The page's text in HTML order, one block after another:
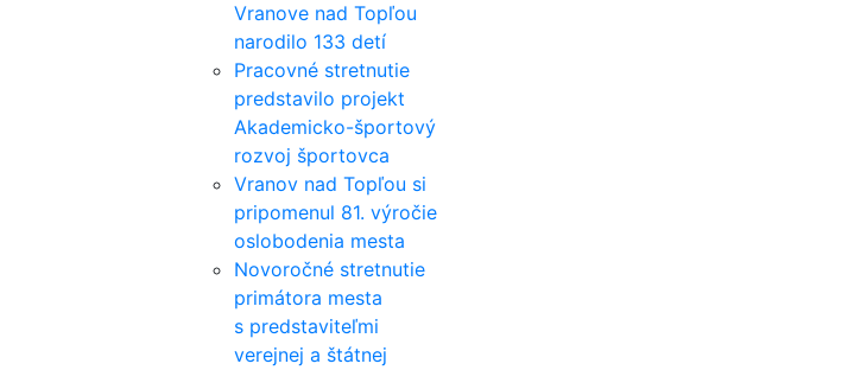
Vranove nad Topľou
narodilo 133 detí
Pracovné stretnutie
predstavilo projekt
Akademicko-športový
rozvoj športovca
Vranov nad Topľou si
pripomenul 81. výročie
oslobodenia mesta
Novoročné stretnutie
primátora mesta
s predstaviteľmi
verejnej a štátnej